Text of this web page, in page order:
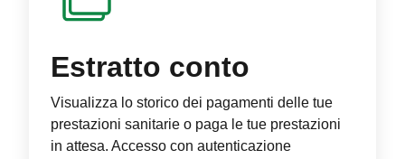
Estratto conto
Visualizza lo storico dei pagamenti delle tue
prestazioni sanitarie o paga le tue prestazioni
in attesa. Accesso con autenticazione